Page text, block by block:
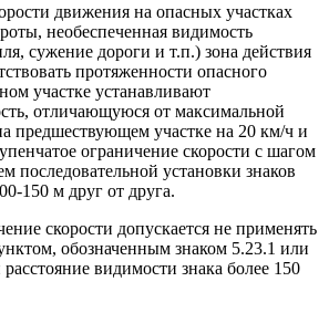
движения на опасных участках
необеспеченная видимость
сужение дороги и т.п.) зона действия
протяженности опасного
участке устанавливают
отличающуюся от максимальной
предшествующем участке на 20 км/ч и
ограничение скорости с шагом
последовательной установки знаков
150 м друг от друга.
скорости допускается не применять
обозначенным знаком 5.23.1 или
видимости знака более 150